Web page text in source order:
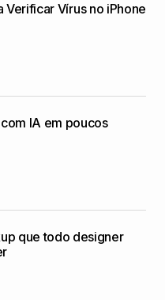
Verificar Vírus no iPhone
IA em poucos
que todo designer